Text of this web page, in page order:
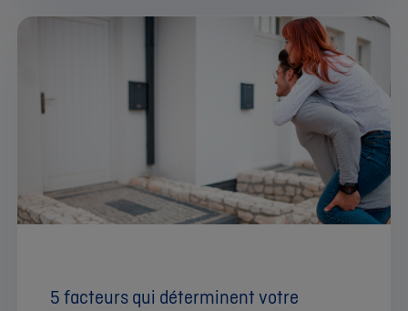
5 facteurs qui déterminent votre